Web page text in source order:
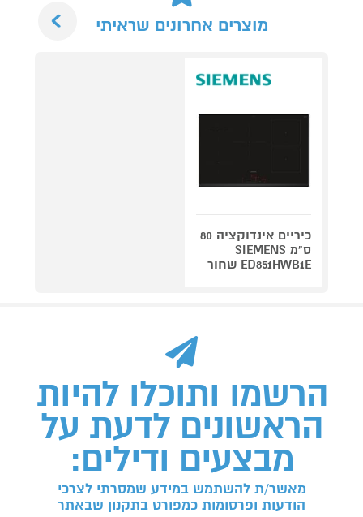
מוצרים אחרונים שראיתי
כיריים אינדוקציה 80
ס"מ SIEMENS
ED851HWB1E שחור
הרשמו ותוכלו להיות
הראשונים לדעת על
מבצעים ודילים:
מאשר/ת להשתמש במידע שמסרתי לצרכי
הודעות ופרסומות כמפורט בתקנון שבאתר